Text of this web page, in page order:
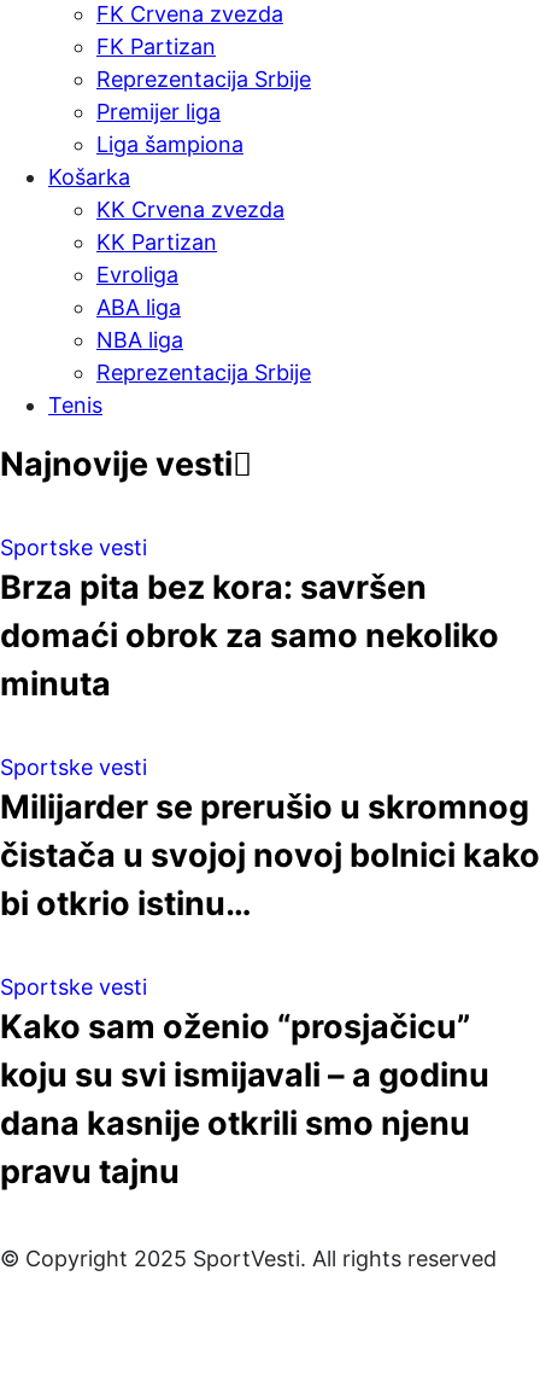
FK Crvena zvezda
FK Partizan
Reprezentacija Srbije
Premijer liga
Liga šampiona
Košarka
KK Crvena zvezda
KK Partizan
Evroliga
ABA liga
NBA liga
Reprezentacija Srbije
Tenis
Najnovije vesti
Sportske vesti
Brza pita bez kora: savršen
domaći obrok za samo nekoliko
minuta
Sportske vesti
Milijarder se prerušio u skromnog
čistača u svojoj novoj bolnici kako
bi otkrio istinu…
Sportske vesti
Kako sam oženio “prosjačicu”
koju su svi ismijavali – a godinu
dana kasnije otkrili smo njenu
pravu tajnu
© Copyright 2025 SportVesti. All rights reserved